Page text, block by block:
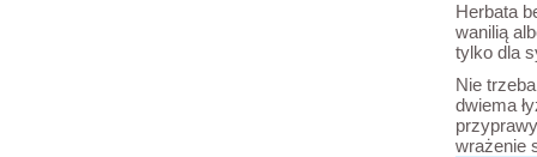
Herbata
wanilią
tylko dla
Nie
dwiema
wrażenie